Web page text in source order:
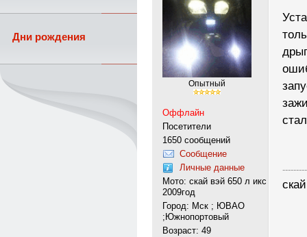
Опытный
Оффлайн
Посетители
1650 сообщений
Сообщение
Личные данные
Мото: скай вэй 650 л икс
2009год
Город: Мск ; ЮВАО
;Южнопортовый
Возраст: 49
Дни рождения